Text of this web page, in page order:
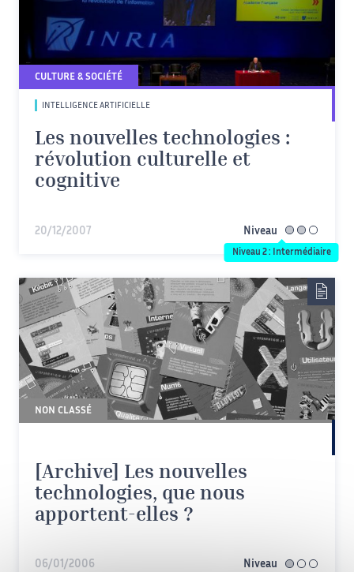
CULTURE & SOCIÉTÉ
INTELLIGENCE ARTIFICIELLE
Les nouvelles technologies :
révolution culturelle et
cognitive
20/12/2007 Niveau intermédiaire
Niveau 2 : Intermédiaire
NON CLASSÉ
Les nouvelles
technologies, que nous
apportent-elles ?
06/01/2006 Niveau facile